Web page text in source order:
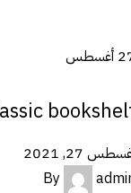
أغسطس
27, 2021
By